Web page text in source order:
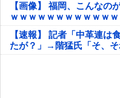
【画像】 福岡、こんなの
ｗｗｗｗｗｗｗｗｗｗｗ
ｗｗｗｗｗ
【速報】 記者「中革連は
たが？」→階猛氏「そ、そ